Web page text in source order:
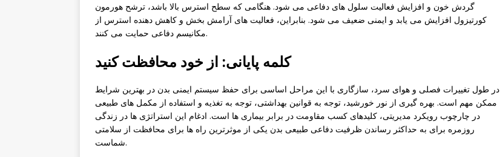
گردش خون و افزایش فعالیت سلول های دفاعی می شود. هنگامی که سطح استرس بالا باشد، ترشح هورمون
کورتیزول افزایش می یابد و ایمنی ضعیف می شود. بنابراین، فعالیت های آرامش بخش و کاهش دهنده استرس از
مکانیسم دفاعی حمایت می کنند.
کلمه پایانی: از خود محافظت کنید
در طول تغییرات فصلی و هوای سرد، سازگاری با این مراحل اساسی برای حفظ سیستم ایمنی بدن در بهترین شرایط
ممکن مهم است. بهره گیری از نور خورشید، توجه به قوانین بهداشتی، توجه به تغذیه و استفاده از مکمل های طبیعی
در چارچوب رویکرد مدیریتی، کلیدهای کسب مقاومت در برابر بیماری ها است. ادغام این استراتژی ها در زندگی
روزمره برای به حداکثر رساندن ظرفیت دفاعی طبیعی بدن یکی از موثرترین راه ها برای محافظت از سلامتی
شماست.